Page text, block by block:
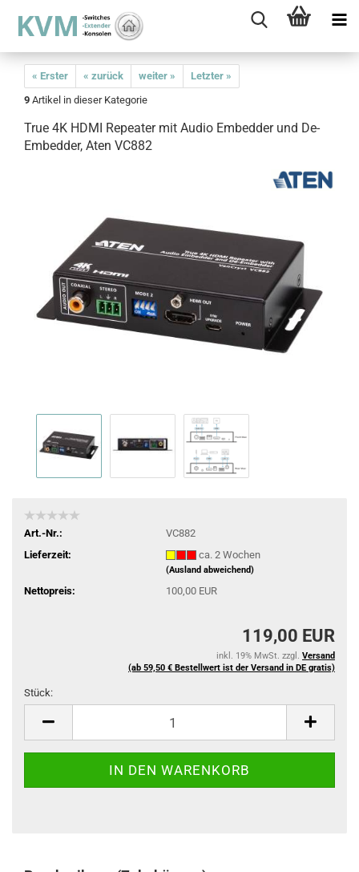
« Erster « zurück weiter »
Letzter »
9 Artikel in dieser Kategorie
True 4K HDMI Repeater mit Audio Embedder und De-
Embedder, Aten VC882
Art.-Nr.:
VC882
Lieferzeit:
ca. 2 Wochen
(Ausland abweichend)
Nettopreis: 100,00 EUR
119,00 EUR
inkl. 19% MwSt. zzgl. Versand
(ab 59,50 € Bestellwert ist der Versand in DE gratis)
Stück: